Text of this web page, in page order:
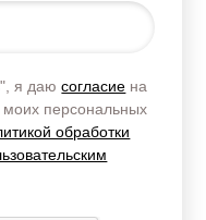
я даюсогласие на
моих персональных
обработки